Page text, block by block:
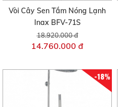
Vòi Cây Sen Tắm Nóng Lạnh
Inax BFV-71S
18.920.000 đ
14.760.000 đ
-18%